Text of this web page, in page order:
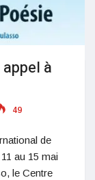
à
49
de
au 15 mai
le Centre